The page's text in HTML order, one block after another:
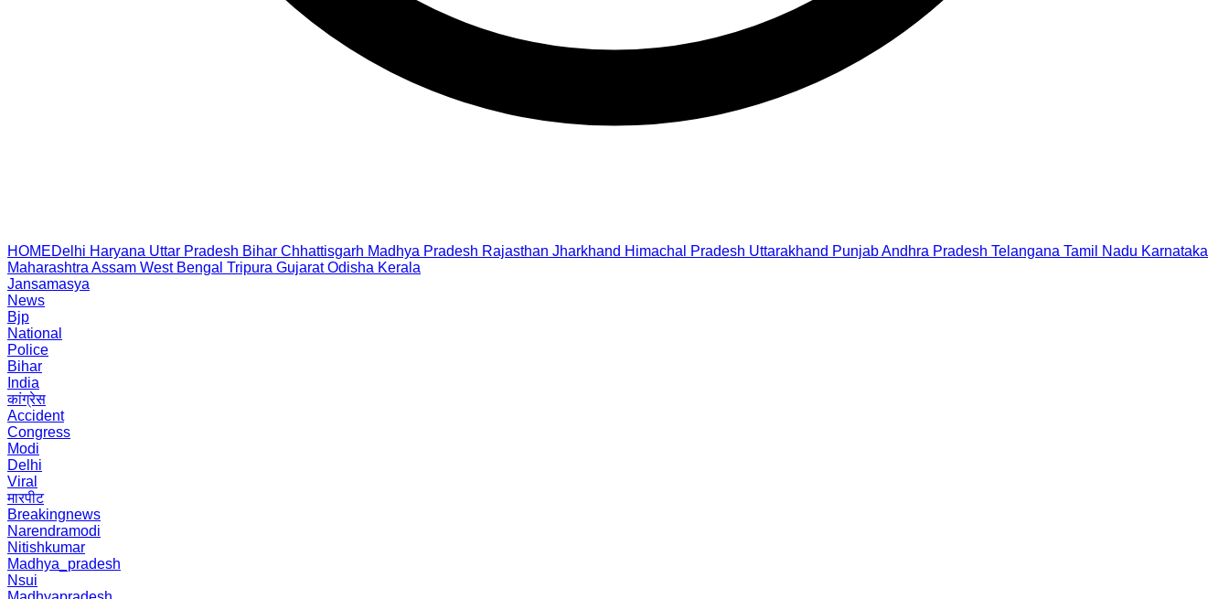
HOMEDelhi Haryana Uttar Pradesh Bihar Chhattisgarh Madhya Pradesh Rajasthan Jharkhand Himachal Pradesh Uttarakhand PunjabAndhra Pradesh Telangana Tamil Nadu Karnataka
Maharashtra Assam West Bengal Tripura Gujarat Odisha Kerala
Jansamasya
News
Bjp
National
Police
Bihar
India
कांग्रेस
Accident
Congress
Modi
Delhi
Viral
मारपीट
Breakingnews
Narendramodi
Nitishkumar
Madhya_pradesh
Nsui